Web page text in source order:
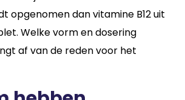
opgenomen dan vitamine B12 uit
Welke vorm en dosering
af van de reden voor het